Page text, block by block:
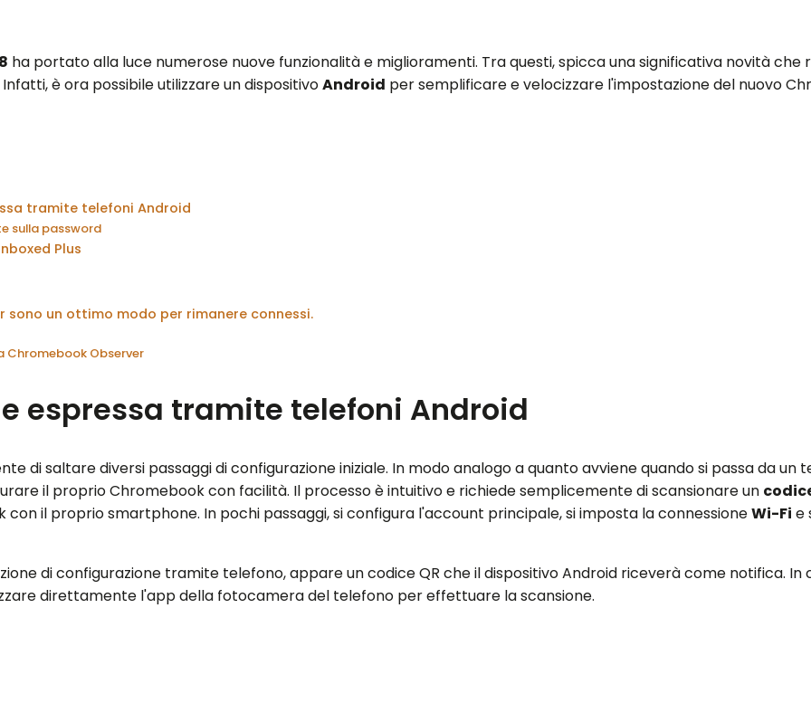
ha portato alla luce numerose nuove funzionalità e miglioramenti. Tra questi, spicca una significativa novità che
Infatti, è ora possibile utilizzare un dispositivoAndroid per semplificare e velocizzare l'impostazione del nuovo
tramite telefoni Android
sulla password
Plus
sono un ottimo modo per rimanere connessi.
Chromebook Observer
espressa tramite telefoni Android
di saltare diversi passaggi di configurazione iniziale. In modo analogo a quanto avviene quando si passa da un
il proprio Chromebook con facilità. Il processo è intuitivo e richiede semplicemente di scansionare un
il proprio smartphone. In pochi passaggi, si configura l'account principale, si imposta la connessioneWi-Fi e
di configurazione tramite telefono, appare un codice QR che il dispositivo Android riceverà come notifica.
direttamente l'app della fotocamera del telefono per effettuare la scansione.